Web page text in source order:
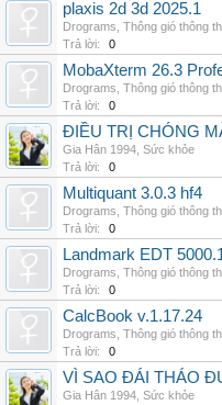
plaxis 2d 3d 2025.1
Drograms Thông gió thông
Trả lời:
0
MobaXterm 26.3
Drograms Thông gió thông
Trả lời:
0
ĐIỀU TRỊ CHÓNG
Gia Hân 1994 Sức khỏe
Trả lời:
0
Multiquant 3.0.3 hf4
Drograms Thông gió thông
Trả lời:
0
Landmark EDT
Drograms Thông gió thông
Trả lời:
0
CalcBook v.1.17.24
Drograms Thông gió thông
Trả lời:
0
VÌ SAO ĐÁI THÁO
Gia Hân 1994 Sức khỏe